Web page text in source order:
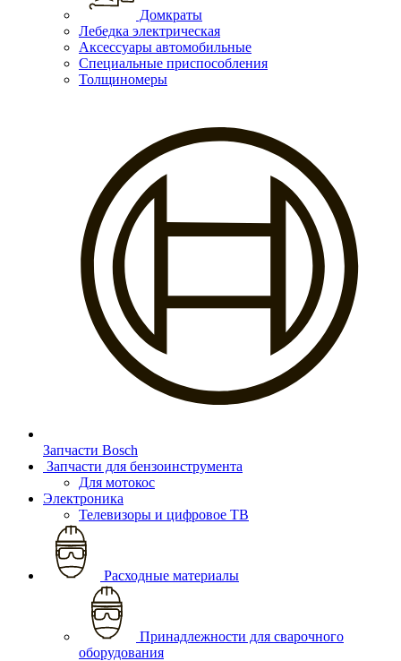
Домкраты
Лебедка электрическая
Аксессуары автомобильные
Специальные приспособления
Толщиномеры
Запчасти Bosch
Запчасти для бензоинструмента
Для мотокос
Электроника
Телевизоры и цифровое ТВ
Расходные материалы
Принадлежности для сварочного
оборудования